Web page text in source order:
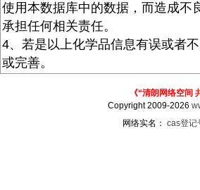
使用本数据库中的数据，而造成不
承担任何相关责任。
4、若是以上化学品信息有误或者
或完善。
《“清朗网络空间
Copyright 2009-2026
网络实名： cas登记